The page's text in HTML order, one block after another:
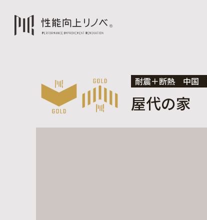
耐震＋断熱 中国
屋代の家